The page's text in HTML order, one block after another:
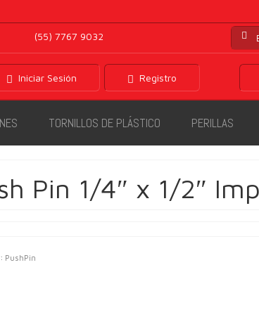
por:
(55) 7767 9032
Iniciar Sesión Registro
TORNILLOS DE PLÁSTICO PERILLAS
Pin 1/4″ x 1/2″
PushPin